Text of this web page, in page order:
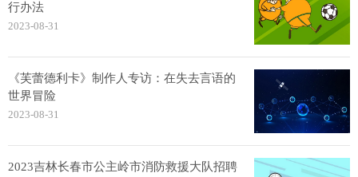
行办法
2023-08-31
《芙蕾德利卡》制作人专访：在失去言语的
世界冒险
2023-08-31
2023吉林长春市公主岭市消防救援大队招聘